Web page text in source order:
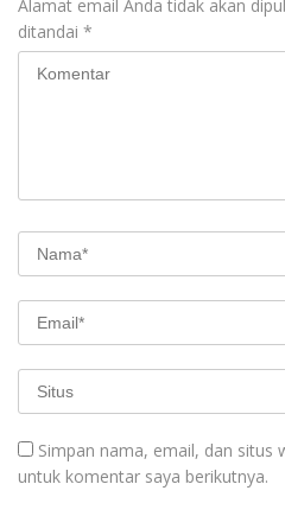
Alamat email Anda tidak akan
ditandai *
Simpan nama, email, dan situs
untuk komentar saya berikutnya.